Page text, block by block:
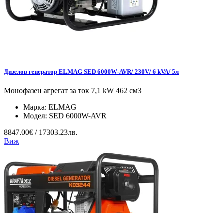
Дизелов генератор ELMAG SED 6000W-AVR/ 230V/ 6 kVA/ 5л
Монофазен агрегат за ток 7,1 kW 462 см3
Марка: ELMAG
Модел: SED 6000W-AVR
8847.00€ / 17303.23лв.
Виж